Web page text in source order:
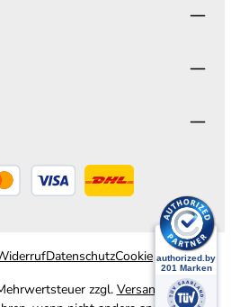
DatenschutzCookie
zzgl. Versandkosten